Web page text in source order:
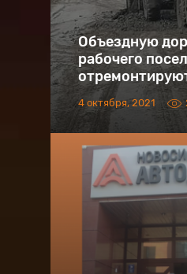
Объездную
рабочего
4 октября, 2021